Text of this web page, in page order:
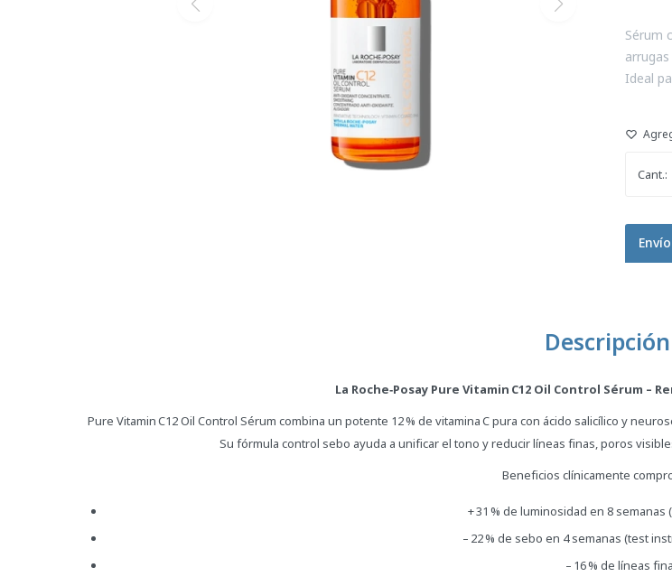
Sérum
Ideal
Descripción
La Roche‑Posay Pure Vitamin C12 Oil Control Sérum –
Pure Vitamin C12 Oil Control Sérum combina un potente 12 % de vitamina C pura con ácido salicílico y
Su fórmula control sebo ayuda a unificar el tono y reducir líneas finas, poros
Beneficios clínicamente
+ 31 % de luminosidad en 8
– 22 % de sebo en 4 semanas (test
– 16 % de líneas